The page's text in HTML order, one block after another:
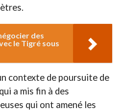
des
le Tigré sous
contexte de poursuite de
a mis fin à des
qui ont amené les